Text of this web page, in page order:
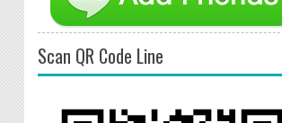
Scan QR Code Line